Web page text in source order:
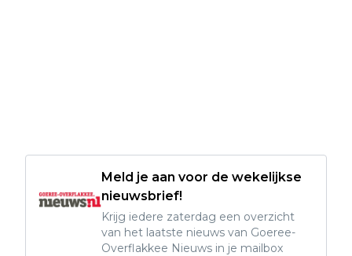
Meld je aan voor de wekelijkse
nieuwsbrief!
Krijg iedere zaterdag een overzicht
van het laatste nieuws van Goeree-
Overflakkee Nieuws in je mailbox